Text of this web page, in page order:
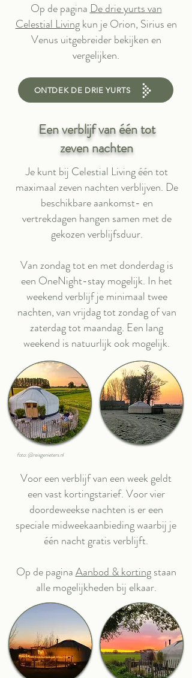
Op de pagina De drie yurts van
Celestial Livingkun je Orion, Sirius en
Venus uitgebreider bekijken en
vergelijken.
ONTDEK DE DRIE YURTS
Een verblijf van één tot
zeven nachten
Je kunt bij Celestial Living één tot
maximaal zeven nachten verblijven. De
beschikbare aankomst- en
vertrekdagen hangen samen met de
gekozen verblijfsduur.
Van zondag tot en met donderdag is
een OneNight-stay mogelijk. In het
weekend verblijf je minimaal twee
nachten, van vrijdag tot zondag of van
zaterdag tot maandag. Een lang
weekend is natuurlijk ook mogelijk.
foto: @reisgenieters.nl
Voor een verblijf van een week geldt
een vast kortingstarief. Voor vier
doordeweekse nachten is er een
speciale midweekaanbieding waarbij je
één nacht gratis verblijft.
Op de paginaAanbod & kortingstaan
alle mogelijkheden bij elkaar.